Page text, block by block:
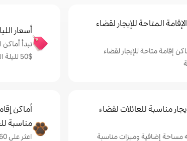
المتاحة للإيجار لقضاء
210 أماكن إقامة متاحة للإيجار لقضاء
أسعار
تبدأ أماكن
$‏50 لليلة الواحدة قبل احتساب الضرائب والرسوم
مناسبة للعائلات لقضاء
به مساحة إضافية وميزات مناسبة
أماكن
مناسبة